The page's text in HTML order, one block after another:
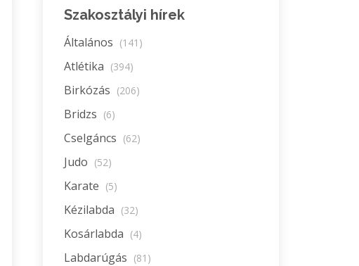
Szakosztályi hírek
Általános (141)
Atlétika (394)
Birkózás (206)
Bridzs (6)
Cselgáncs (62)
Judo (52)
Karate (5)
Kézilabda (32)
Kosárlabda (4)
Labdarúgás (81)